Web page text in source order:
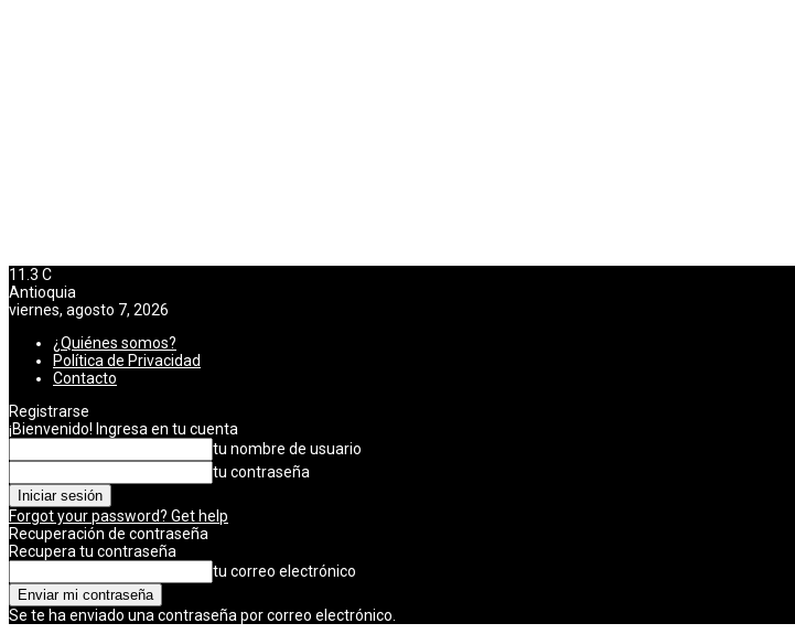
11.3 C
Antioquia
viernes, agosto 7, 2026
¿Quiénes somos?
Política de Privacidad
Contacto
Registrarse
¡Bienvenido! Ingresa en tu cuenta
tu nombre de usuario
tu contraseña
Forgot your password? Get help
Recuperación de contraseña
Recupera tu contraseña
tu correo electrónico
Se te ha enviado una contraseña por correo electrónico.